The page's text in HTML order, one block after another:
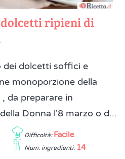
ripieni di
dei dolcetti soffici e
monoporzione della
da preparare in
Donna l'8 marzo o d...
Difficoltà: Facile
Num. ingredienti: 14